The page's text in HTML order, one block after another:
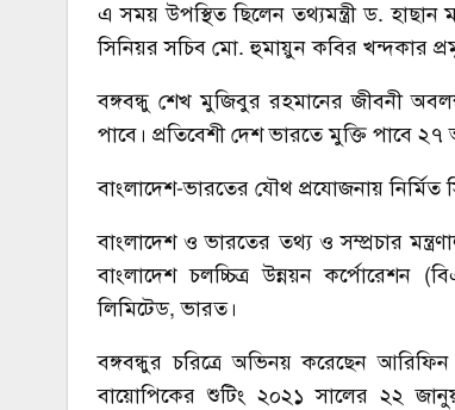
এ সময় উপস্থিত ছিলেন তথ্যমন্ত্রী ড.
সিনিয়র সচিব মো. হুমায়ুন কবির খন্দকার
বঙ্গবন্ধু শেখ মুজিবুর রহমানের জীবনী
পাবে। প্রতিবেশী দেশ ভারতে মুক্তি পাবে ২৭
বাংলাদেশ-ভারতের যৌথ প্রযোজনায় নির্মিত
বাংলাদেশ ও ভারতের তথ্য ও সম্প্রচার
বাংলাদেশ চলচ্চিত্র উন্নয়ন কর্পোরেশন
লিমিটেড, ভারত।
বঙ্গবন্ধুর চরিত্রে অভিনয় করেছেন
বায়োপিকের শুটিং ২০২১ সালের ২২